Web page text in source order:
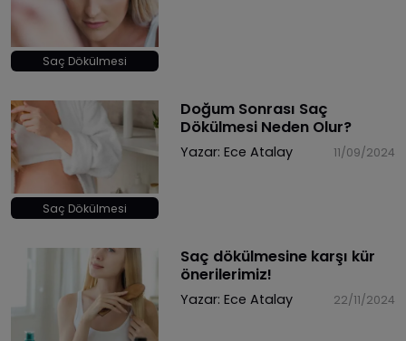
Saç Dökülmesi
Saç Dökülmesi
Doğum Sonrası Saç
Dökülmesi Neden Olur?
Yazar: Ece Atalay 11/09/2024
Saç dökülmesine karşı kür
önerilerimiz!
Yazar: Ece Atalay 22/11/2024